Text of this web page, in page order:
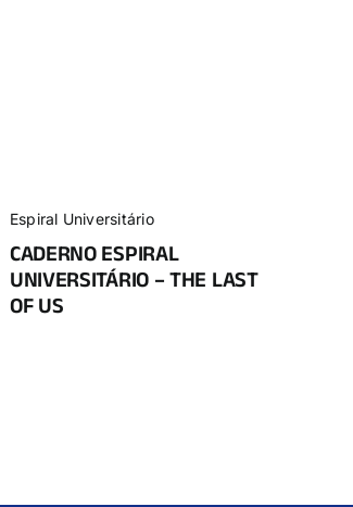
Espiral Universitário
CADERNO ESPIRAL
UNIVERSITÁRIO – THE LAST
OF US